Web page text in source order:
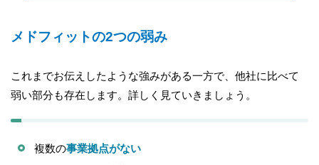
メドフィットの2つの弱み
これまでお伝えしたような強みがある一方で、他社に比べて
弱い部分も存在します。詳しく見ていきましょう。
複数の事業拠点がない